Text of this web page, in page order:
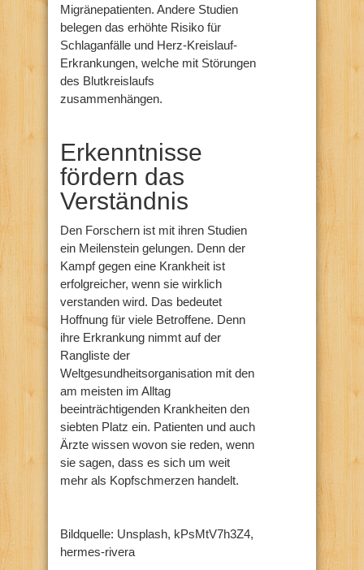
Migränepatienten. Andere Studien
belegen das erhöhte Risiko für
Schlaganfälle und Herz-Kreislauf-
Erkrankungen, welche mit Störungen
des Blutkreislaufs
zusammenhängen.
Erkenntnisse
fördern das
Verständnis
Den Forschern ist mit ihren Studien
ein Meilenstein gelungen. Denn der
Kampf gegen eine Krankheit ist
erfolgreicher, wenn sie wirklich
verstanden wird. Das bedeutet
Hoffnung für viele Betroffene. Denn
ihre Erkrankung nimmt auf der
Rangliste der
Weltgesundheitsorganisation mit den
am meisten im Alltag
beeinträchtigenden Krankheiten den
siebten Platz ein. Patienten und auch
Ärzte wissen wovon sie reden, wenn
sie sagen, dass es sich um weit
mehr als Kopfschmerzen handelt.
Bildquelle: Unsplash, kPsMtV7h3Z4,
hermes-rivera